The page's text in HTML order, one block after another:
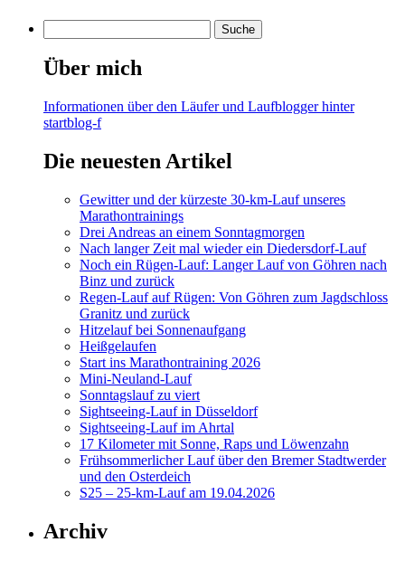
Über mich
Informationen über den Läufer und Laufblogger hinter
startblog-f
Die neuesten Artikel
Gewitter und der kürzeste 30-km-Lauf unseres
Marathontrainings
Drei Andreas an einem Sonntagmorgen
Nach langer Zeit mal wieder ein Diedersdorf-Lauf
Noch ein Rügen-Lauf: Langer Lauf von Göhren nach
Binz und zurück
Regen-Lauf auf Rügen: Von Göhren zum Jagdschloss
Granitz und zurück
Hitzelauf bei Sonnenaufgang
Heißgelaufen
Start ins Marathontraining 2026
Mini-Neuland-Lauf
Sonntagslauf zu viert
Sightseeing-Lauf in Düsseldorf
Sightseeing-Lauf im Ahrtal
17 Kilometer mit Sonne, Raps und Löwenzahn
Frühsommerlicher Lauf über den Bremer Stadtwerder
und den Osterdeich
S25 – 25-km-Lauf am 19.04.2026
Archiv